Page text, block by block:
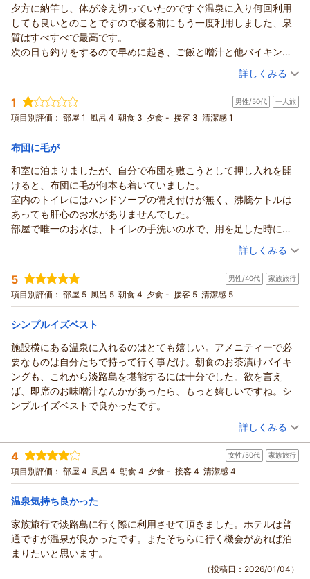
夕方に納竿し、体が冷え切っていたのですぐ温泉に入り何回利用
しても良いとのことですので寝る前にもう一度利用しました、泉
質はすべすべで最高です。
次の日も釣りをするので早めに起き、ご飯と噌汁と他バイキング
形式の朝食をいただきました。全てに大変満足のいく宿でした。
（投稿日：2026/02/11）
宿泊時期： 2026年02月宿泊 (一人旅)
投稿者： bunnsennさん
宿泊プラン： 【スペシャルプライス】さらにお得☆アメニティ無し特価プラ
ン☆美肌温泉の利用可（朝食付）
和室 朝のみ
宿泊価格帯：
詳しくみる
1 男性/50代 一人旅
項目別評価： 部屋 1 風呂 4 朝食 3 夕食 - 接客 3 清潔感 1
布団に毛が
和室に泊まりましたが、自分で布団を敷こうとして押し入れを開
けると、布団に毛が何本も着いていました。
室内のトイレにはハンドソープの備え付けが無く、沸騰ケトルは
あっても肝心のお水がありませんでした。
部屋で唯一のお水は、トイレの手洗いの水で、用を足した時にし
アメニも全く用意されていませんので、お風呂タオルも歯ブラシ
セットもありませんでした。
お風呂は隣接の日帰り温泉施設が無料で使えるため満足でした
が、それ以外はダメでした。
（投稿日：2026/01/07）
宿泊時期： 2026年01月宿泊 (一人旅)
投稿者： ひろぽんさん
宿泊プラン： 【スペシャルプライス】さらにお得☆アメニティ無し特価プラ
ン☆美肌温泉の利用可（朝食付）
和室 朝のみ
宿泊価格帯： 4,001～5,000円(大人一人あたり/税込)
淡路島天然温泉東浦サンパークからの返信
ひろぽん 様
この度は、数ある淡路島の宿泊施設の中より、東浦サンパー
ク・花の湯をお選び頂きまして、誠にありがとうございまし
た。
しかしながら、清掃面では大変不快な思いをお掛けいてしまし
た事、申し訳ございませんでした。
清掃スタッフには、再度徹底の旨を指導し、改善に努めてまい
ります。
また、飲料水の件ではご案内不足から、ご迷惑をお掛け致しま
した。
ースとしてご案内させて頂いており、共同洗面所内の水道水
は、飲料水としてご案内させて頂いております。
アメニティーに付きましては、プランとして、無しのプランと
詳しくみる
5 男性/40代 家族旅行
項目別評価： 部屋 5 風呂 5 朝食 4 夕食 - 接客 5 清潔感 5
シンプルイズベスト
施設横にある温泉に入れるのはとても嬉しい。アメニティーで必
要なものは自分たちで持って行く事だけ。朝食のお茶漬けバイキ
ングも、これから淡路島を堪能するには十分でした。欲を言え
ば、即席のお味噌汁なんかがあったら、もっと嬉しいですね。シ
ンプルイズベストで良かったです。
（投稿日：2026/01/07）
宿泊時期： 2026年01月宿泊 (家族旅行)
投稿者： あゆまさん
宿泊プラン： 【スペシャルプライス】さらにお得☆アメニティ無し特価プラ
ン☆美肌温泉の利用可
和室 朝のみ
宿泊価格帯： 7,001～8,000円(大人一人あたり/税込)
詳しくみる
4 女性/50代 家族旅行
項目別評価： 部屋 4 風呂 4 朝食 4 夕食 - 接客 4 清潔感 4
温泉気持ち良かった
家族旅行で淡路島に行く際に利用させて頂きました。ホテルは普
通ですが温泉が良かったです。またそちらに行く機会があれば泊
まりたいと思います。
（投稿日：2026/01/04）